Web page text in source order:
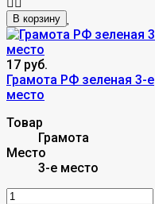
В корзину
17 руб.
Грамота РФ зеленая 3-е
место
Товар
Грамота
Место
3-е место